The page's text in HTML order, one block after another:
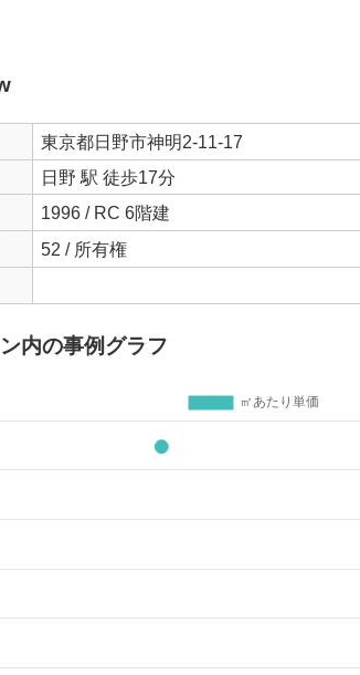
東京都日野市神明2-11-17
日野 駅 徒歩17分
1996 / RC 6階建
52 / 所有権
内の事例グラフ